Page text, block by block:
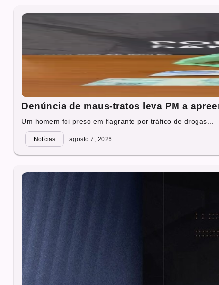
Denúncia de maus-tratos leva PM a
Um homem foi preso em flagrante por tráfico de drogas...
Notícias agosto 7, 2026